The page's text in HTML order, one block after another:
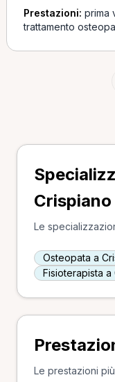
Prestazioni: prima
trattamento
Crispiano
Le
Osteopata a
Fisioterapista a
Le prestazioni